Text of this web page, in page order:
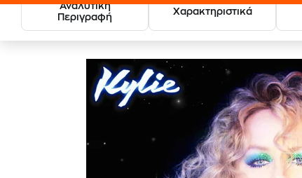
Αναλυτική
Περιγραφή
Χαρακτηριστικά
Μουσική, Ταινίες & Εισιτήρια